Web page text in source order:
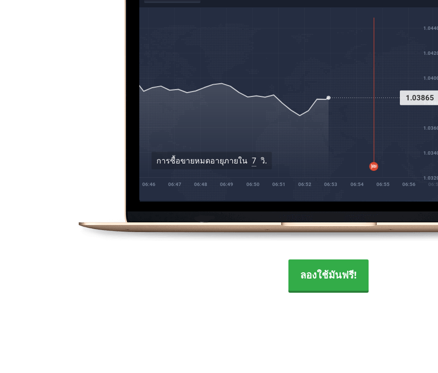
การซื้อขายหมดอายุภายใน 6 วิ.
06:47 06:48 06:49 06:50 06:51 06:52 06:53 06:54 06:55 06:56 06:57
1.03902
ลองใช้มันฟรี!